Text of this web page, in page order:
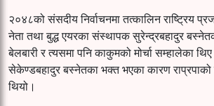
२०४८को संसदीय निर्वाचनमा तत्कालिन राष्ट्रिय
नेता तथा बुद्ध एयरका संस्थापक सुरेन्द्रबहादुर
बेलबारी र त्यसमा पनि काकुमको मोर्चा सम्हालेका
सेकेण्डबहादुर बस्नेतका भक्त भएका कारण राप्रपाको
थियो।